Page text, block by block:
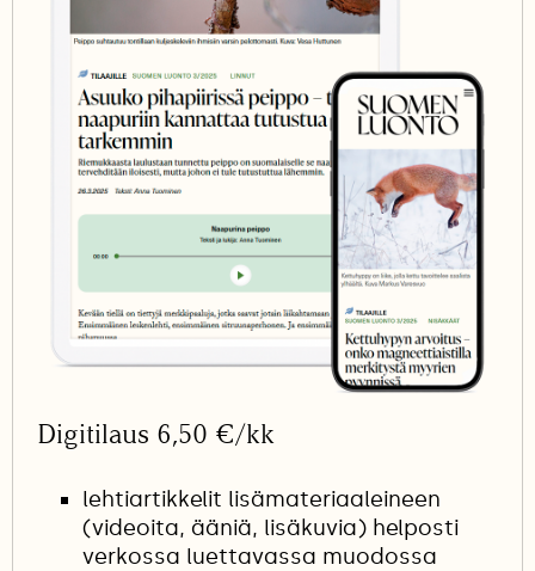
Digitilaus 6,50 €/kk
lehtiartikkelit lisämateriaaleineen
(videoita, ääniä, lisäkuvia) helposti
verkossa luettavassa muodossa